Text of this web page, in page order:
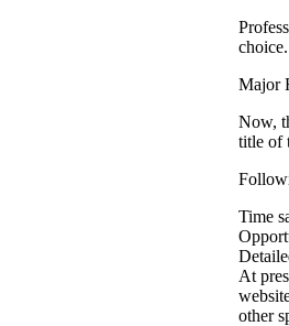
Major
Now,
title of
Time
At
other